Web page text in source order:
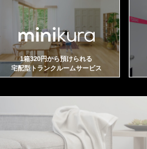
1箱320円から預けられる
宅配型トランクルームサービス